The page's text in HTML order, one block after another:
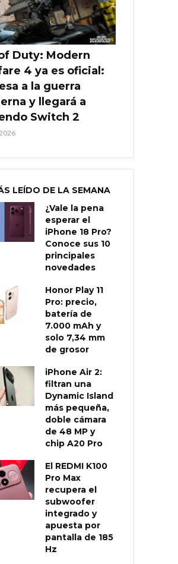
Duty: Modern
4 ya es oficial:
a la guerra
y llegará a
Switch 2
LEÍDO DE LA SEMANA
¿Vale la pena
esperar el
iPhone 18 Pro?
Conoce sus 10
principales
novedades
Honor Play 11
Pro: precio,
batería de
7.000 mAh y
solo 7,34 mm
de grosor
iPhone Air 2:
filtran una
Dynamic Island
más pequeña,
doble cámara
de 48 MP y
chip A20 Pro
El REDMI K100
Pro Max
recupera el
subwoofer
integrado y
apuesta por
pantalla de 185
Hz